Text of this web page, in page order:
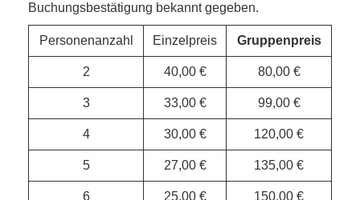
Buchungsbestätigung bekannt gegeben.
Personenanzahl Einzelpreis Gruppenpreis
2 40,00 € 80,00 €
3 33,00 € 99,00 €
4 30,00 € 120,00 €
5 27,00 € 135,00 €
6 25,00 € 150,00 €